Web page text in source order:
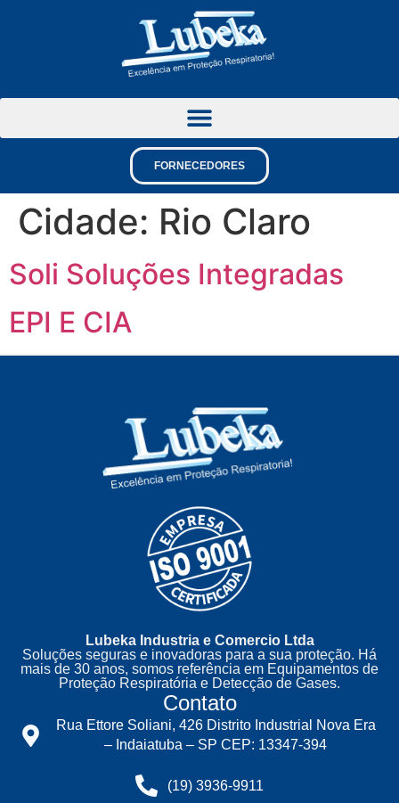
FORNECEDORES
Cidade: Rio Claro
Soli Soluções Integradas
EPI E CIA
Lubeka Industria e Comercio Ltda
Soluções seguras e inovadoras para a sua proteção. Há
mais de 30 anos, somos referência em Equipamentos de
Proteção Respiratória e Detecção de Gases.
Contato
Rua Ettore Soliani, 426 Distrito Industrial Nova Era
– Indaiatuba – SP CEP: 13347-394
(19) 3936-9911